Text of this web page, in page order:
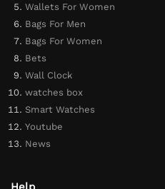
Wallets For Women
Bags For Men
Bags For Women
Bets
Wall Clock
watches box
Smart Watches
Youtube
News